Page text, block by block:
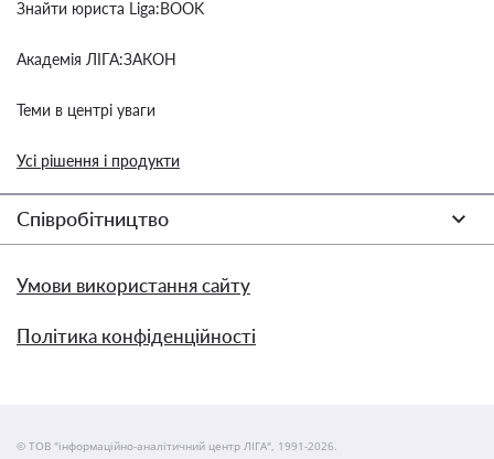
Знайти юриста Liga:BOOK
Академія ЛІГА:ЗАКОН
Теми в центрі уваги
Усі рішення і продукти
Співробітництво
Умови використання сайту
Політика конфіденційності
© ТОВ "інформаційно-аналітичний центр ЛІГА", 1991-2026.